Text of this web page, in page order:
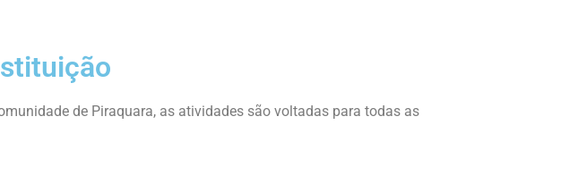
de Piraquara, as atividades são voltadas para todas as